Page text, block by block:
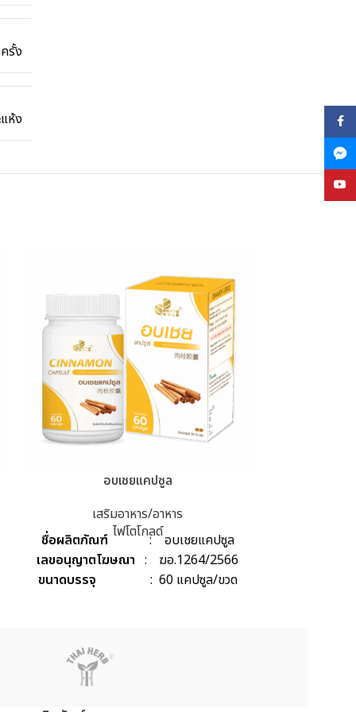
รั้ง
ห้ง
อบเชยแคปซูล
เสริมอาหาร/อาหาร
ไฟโตโกลด์
ชื่อผลิตภัณฑ์: อบเชยแคปซูล
เลขอนุญาตโฆษณา : ฆอ.1264/2566
ขนาดบรรจุ
: 60 แคปซูล/ขวด